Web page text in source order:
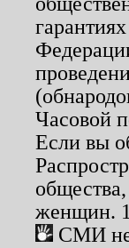
Часовой
Если вы
женщин.
СМИ не